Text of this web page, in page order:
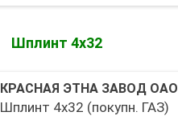
Шплинт 4х32
КРАСНАЯ ЭТНА ЗАВОД ОАО
Шплинт 4х32 (покупн. ГАЗ)